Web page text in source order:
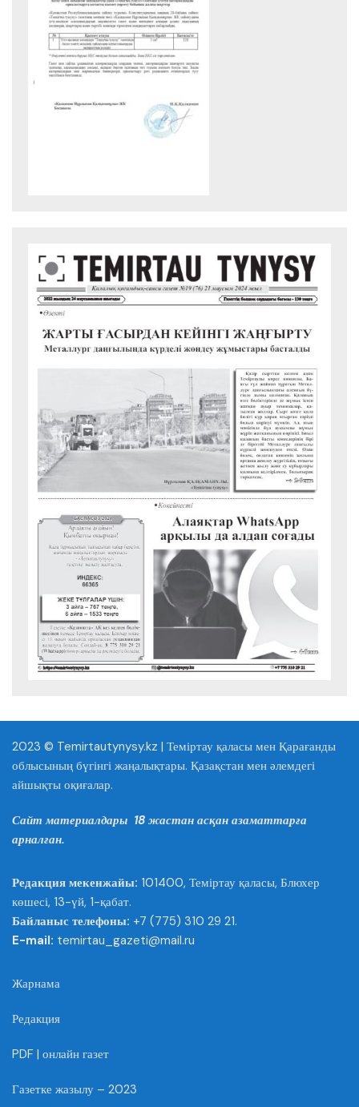
2023 © Temirtautynysy.kz | Теміртау қаласы мен Қарағанды
облысының бүгінгі жаңалықтары. Қазақстан мен әлемдегі
айшықты оқиғалар.
Сайт материалдары 18 жастан асқан азаматтарға
арналған.
Редакция мекенжайы: 101400, Теміртау қаласы, Блюхер
көшесі, 13-үй, 1-қабат.
Байланыс телефоны: +7 (775) 310 29 21.
E-mail: temirtau_gazeti@mail.ru
Жарнама
Редакция
PDF | онлайн газет
Газетке жазылу – 2023